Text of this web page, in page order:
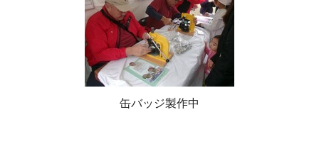
缶バッジ製作中